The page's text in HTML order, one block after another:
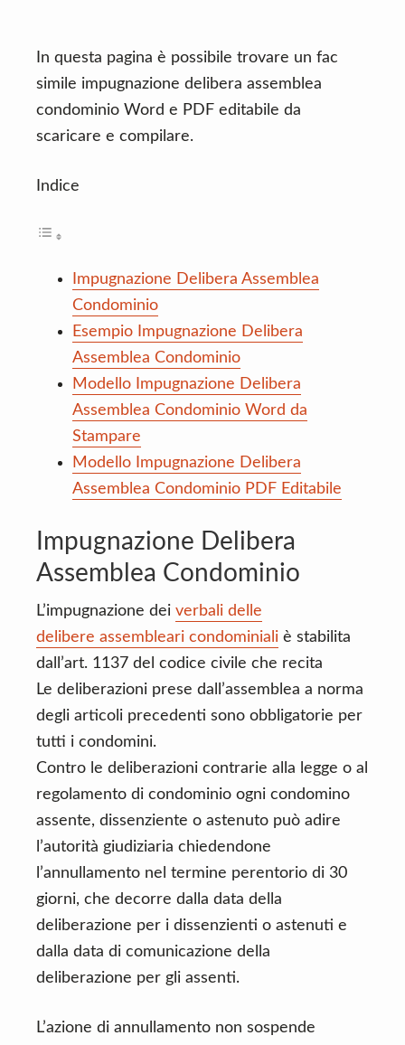
In questa pagina è possibile trovare un fac
simile impugnazione delibera assemblea
condominio Word e PDF editabile da
scaricare e compilare.
Indice
Impugnazione Delibera Assemblea
Condominio
Esempio Impugnazione Delibera
Assemblea Condominio
Modello Impugnazione Delibera
Assemblea Condominio Word da
Stampare
Modello Impugnazione Delibera
Assemblea Condominio PDF Editabile
Impugnazione Delibera
Assemblea Condominio
L’impugnazione dei verbali delle
delibere assembleari condominiali è stabilita
dall’art. 1137 del codice civile che recita
Le deliberazioni prese dall’assemblea a norma
degli articoli precedenti sono obbligatorie per
tutti i condomini.
Contro le deliberazioni contrarie alla legge o al
regolamento di condominio ogni condomino
assente, dissenziente o astenuto può adire
l’autorità giudiziaria chiedendone
l’annullamento nel termine perentorio di 30
giorni, che decorre dalla data della
deliberazione per i dissenzienti o astenuti e
dalla data di comunicazione della
deliberazione per gli assenti.
L’azione di annullamento non sospende